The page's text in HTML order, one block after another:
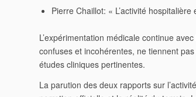
Pierre Chaillot: « L’activité
L’expérimentation médicale continue
confuses et incohérentes, ne tiennent
études cliniques pertinentes.
La parution des deux rapports sur